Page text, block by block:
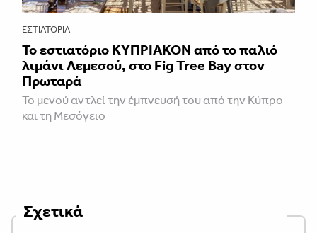
ΕΣΤΙΑΤΌΡΙΑ
Το εστιατόριο ΚΥΠΡΙΑΚΟΝ από το παλιό
λιμάνι Λεμεσού, στο Fig Tree Bay στον
Πρωταρά
Το μενού αντλεί την έμπνευσή του από την Κύπρο
και τη Μεσόγειο
Σχετικά